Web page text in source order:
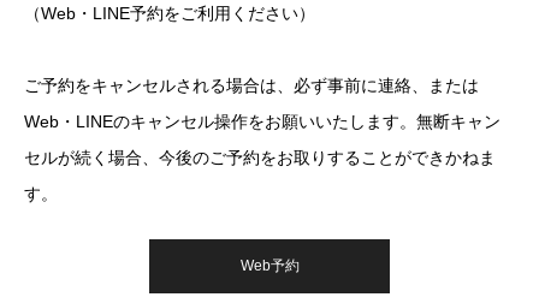
（Web・LINE予約をご利用ください）
ご予約をキャンセルされる場合は、必ず事前に連絡、または
Web・LINEのキャンセル操作をお願いいたします。無断キャン
セルが続く場合、今後のご予約をお取りすることができかねま
す。
Web予約